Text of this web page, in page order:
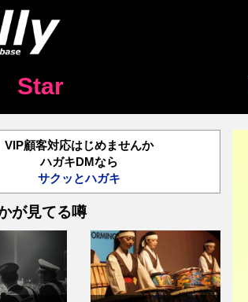
Star
VIP顧客対応はじめませんか
ハガキDMなら
サクッとハガキ
が見てる噂